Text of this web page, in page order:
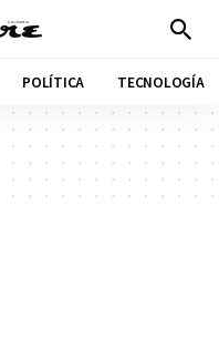
POLÍTICA TECNOLOGÍA